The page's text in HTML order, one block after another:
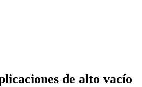
de alto vacío